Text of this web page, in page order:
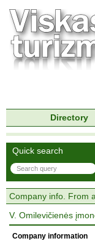
Directory
Quick search
Company info. From
V. Omilevičienės
Company information